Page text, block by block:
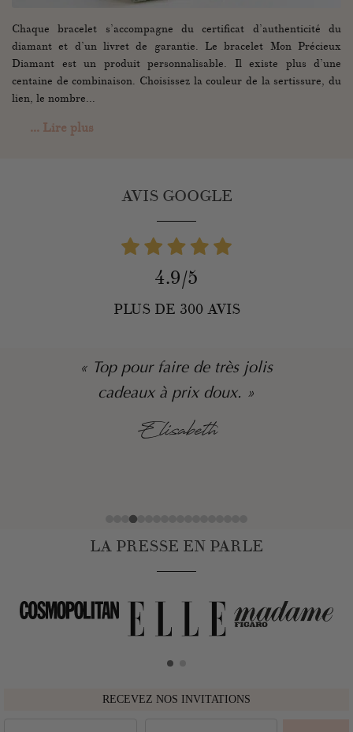
Chaque bracelet s’accompagne du certificat d’authenticité du
diamant et d’un livret de garantie. Le bracelet Mon Précieux
Diamant est un produit personnalisable. Il existe plus d’une
centaine de combinaison. Choisissez la couleur de la sertissure, du
lien, le nombre...
... Lire plus
AVIS GOOGLE
4.9/5
PLUS DE 300 AVIS
« L’équipe est très sympa, le bijou
est très beau, le cadeau a fait son
effet ! »
LA PRESSE EN PARLE
RECEVEZ NOS INVITATIONS